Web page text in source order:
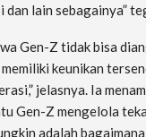
lain sebagainya”
Gen-Z tidak bisa
keunikan
jelasnya. Ia
Gen-Z mengelola
adalah